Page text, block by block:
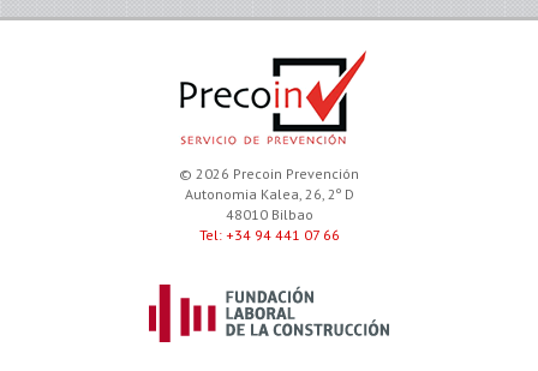
© 2026 Precoin Prevención
Autonomia Kalea, 26, 2º D
48010 Bilbao
Tel: +34 94 441 07 66